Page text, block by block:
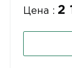
Цена : 2